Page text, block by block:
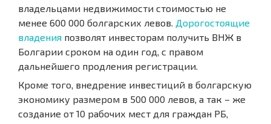
владельцами недвижимости стоимостью не
менее 600 000 болгарских левов. Дорогостоящие
владения позволят инвесторам получить ВНЖ в
Болгарии сроком на один год, с правом
дальнейшего продления регистрации.
Кроме того, внедрение инвестиций в болгарскую
экономику размером в 500 000 левов, а так – же
создание от 10 рабочих мест для граждан РБ,